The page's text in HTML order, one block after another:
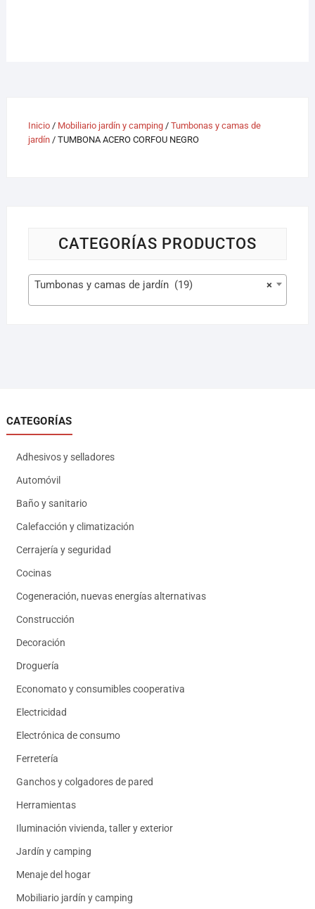
Inicio/ Mobiliario jardín y camping/ Tumbonas y camas de
jardín/ TUMBONA ACERO CORFOU NEGRO
CATEGORÍAS PRODUCTOS
×
Tumbonas y camas de jardín (19)
CATEGORÍAS
Adhesivos y selladores
Automóvil
Baño y sanitario
Calefacción y climatización
Cerrajería y seguridad
Cocinas
Cogeneración, nuevas energías alternativas
Construcción
Decoración
Droguería
Economato y consumibles cooperativa
Electricidad
Electrónica de consumo
Ferretería
Ganchos y colgadores de pared
Herramientas
Iluminación vivienda, taller y exterior
Jardín y camping
Menaje del hogar
Mobiliario jardín y camping